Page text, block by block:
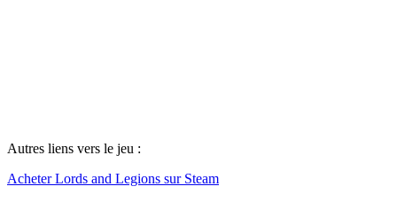
Autres liens vers le jeu :
Acheter Lords and Legions sur Steam